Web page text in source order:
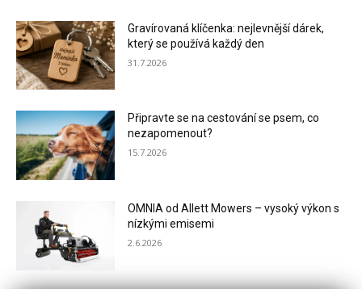
Gravírovaná klíčenka: nejlevnější dárek,
který se používá každý den
31.7.2026
Připravte se na cestování se psem, co
nezapomenout?
15.7.2026
OMNIA od Allett Mowers – vysoký výkon s
nízkými emisemi
2.6.2026